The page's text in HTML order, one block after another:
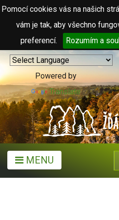
Pomocí cookies vás na našich
vám je tak, aby všechno
preferencí.
Rozumím a
Powered by
Translate
MENU